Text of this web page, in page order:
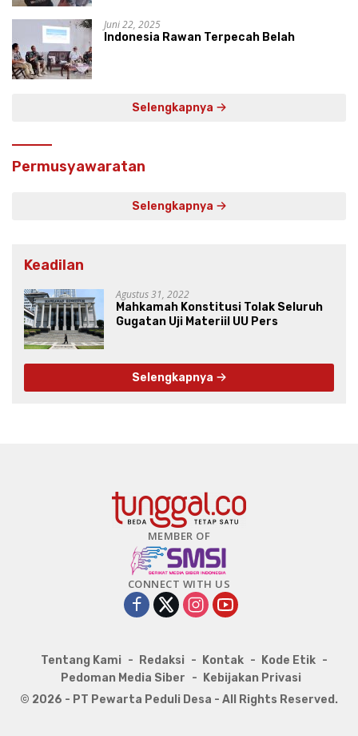
Juni 22, 2025
Indonesia Rawan Terpecah Belah
Selengkapnya
Permusyawaratan
Selengkapnya
Keadilan
Agustus 31, 2022
Mahkamah Konstitusi Tolak Seluruh
Gugatan Uji Materiil UU Pers
Selengkapnya
MEMBER OF
CONNECT WITH US
Tentang Kami Redaksi Kontak
Kode Etik
Pedoman Media Siber
Kebijakan Privasi
© 2026 - PT Pewarta Peduli Desa - All Rights Reserved.